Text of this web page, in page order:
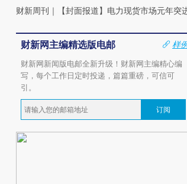
财新周刊 ｜ 【封面报道】电力现货市场元年突
财新网主编精选版电邮
样
财新网新闻版电邮全新升级！财新网主编精心编
写，每个工作日定时投递，篇篇重磅，可信可
引。
订阅